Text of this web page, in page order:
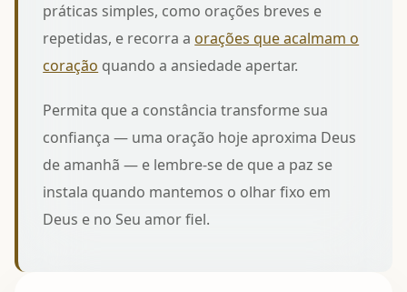
práticas simples, como orações breves e
repetidas, e recorra a orações que acalmam o
coração quando a ansiedade apertar.
Permita que a constância transforme sua
confiança — uma oração hoje aproxima Deus
de amanhã — e lembre-se de que a paz se
instala quando mantemos o olhar fixo em
Deus e no Seu amor fiel.